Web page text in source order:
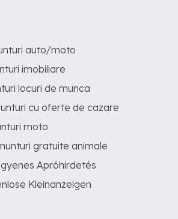
auto/moto
imobiliare
locuri de munca
cu oferte de cazare
moto
gratuite animale
Apróhirdetés
Kleinanzeigen